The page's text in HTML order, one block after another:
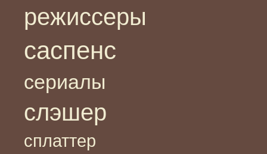
режиссеры
саспенс
сериалы
слэшер
сплаттер